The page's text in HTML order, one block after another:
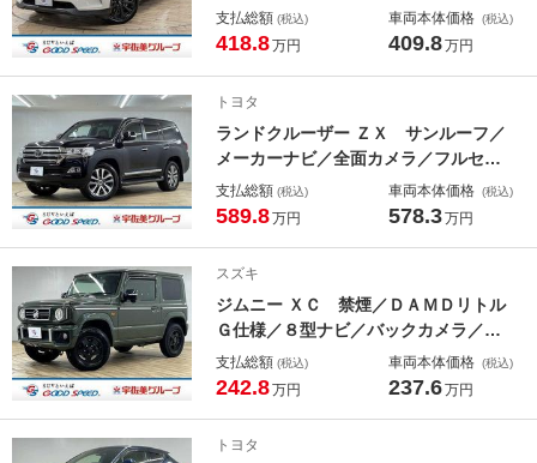
マサンルーフ／ブラックナッパレザー
シート／全周囲カメラ／ＢＯＳＥスピ
／シートヒーター／ワイヤレス充電／
ＬＥＤヘッドライト
支払総額 (税込)
418.8万円
車両本体価格 (税込)
409.8万円
トヨタ
ランドクルーザー ＺＸ サンルーフ／
メーカーナビ／全面カメラ／フルセグ
ＴＶ／茶革／シートヒーター／ベンチ
レーション／ステアリングヒーター／
サスペンション／
支払総額 (税込)
589.8万円
車両本体価格 (税込)
578.3万円
スズキ
ジムニー ＸＣ 禁煙／ＤＡＭＤリトル
Ｇ仕様／８型ナビ／バックカメラ／衝
突軽減／レーンキープ／シートヒータ
ー／丸目ライト／クルーズコントロー
支払総額 (税込)
242.8万円
車両本体価格 (税込)
237.6万円
トヨタ